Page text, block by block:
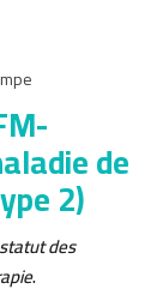
de
2)
des
.